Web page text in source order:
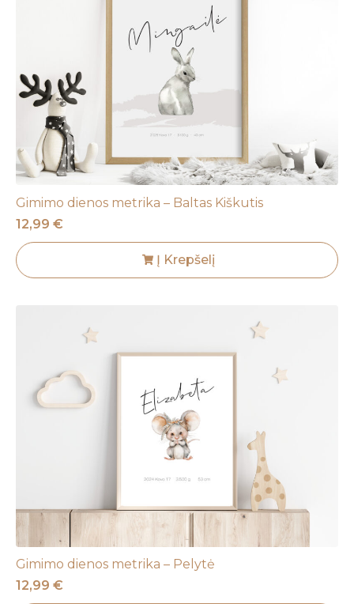
Gimimo dienos metrika – Baltas Kiškutis
12,99 €
Į Krepšelį
Gimimo dienos metrika – Pelytė
12,99 €